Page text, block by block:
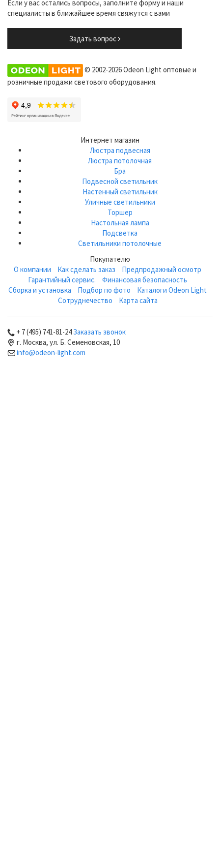
Если у вас остались вопросы, заполните форму и наши
специалисты в ближайшее время свяжутся с вами
Задать вопрос
© 2002-2026 Odeon Light оптовые и
розничные продажи светового оборудования.
Интернет магазин
Люстра подвесная
Люстра потолочная
Бра
Подвесной светильник
Настенный светильник
Уличные светильники
Торшер
Настольная лампа
Подсветка
Светильники потолочные
Покупателю
О компании
Как сделать заказ
Предпродажный осмотр
Гарантийный сервис.
Финансовая безопасность
Сборка и установка
Подбор по фото
Каталоги Odeon Light
Сотруднечество
Карта сайта
+ 7 (495) 741-81-24Заказать звонок
г. Москва, ул. Б. Семеновская, 10
info@odeon-light.com